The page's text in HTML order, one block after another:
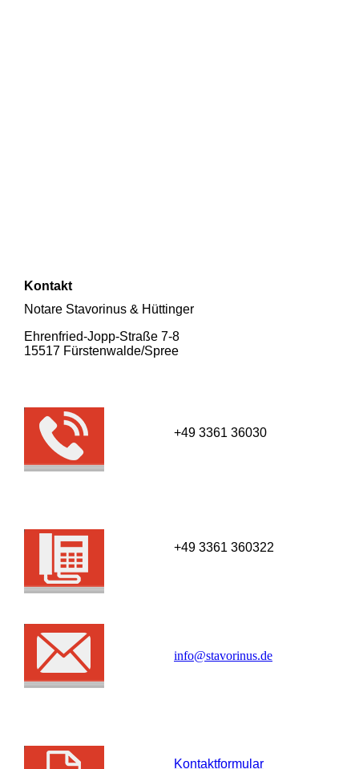
Kontakt
Notare Stavorinus & Hüttinger
Ehrenfried-Jopp-Straße 7-8
15517 Fürsten­walde/­Spree
+49 3361 36030
+49 3361 360322
info@stavorinus.de
Kontaktformular